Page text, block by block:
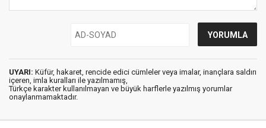
UYARI: Küfür, hakaret, rencide edici cümleler veya imalar, inançlara saldırı
içeren, imla kuralları ile yazılmamış,
Türkçe karakter kullanılmayan ve büyük harflerle yazılmış yorumlar
onaylanmamaktadır.